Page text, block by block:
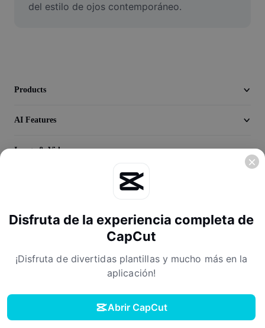
del estilo de ojos contemporáneo.
Products
AI Features
Image & Video
Privacy Policy Cookies Policy
Creator Terms of Service
Digital Services Act Community Guidelines
Disfruta de la experiencia completa de
CapCut
¡Disfruta de divertidas plantillas y mucho más en la
aplicación!
Abrir CapCut